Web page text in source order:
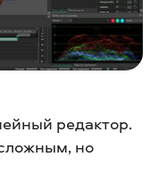
редактор.
но